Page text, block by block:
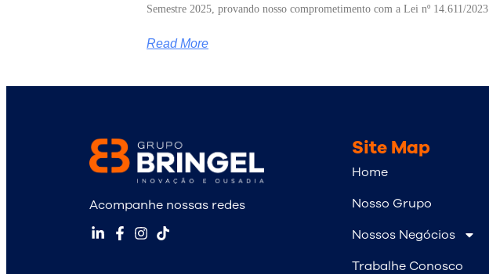
Semestre 2025, provando nosso comprometimento com a Lei nº 14.611/2023
Read More
Acompanhe nossas redes
Site Map
Home
Nosso Grupo
Nossos Negócios
Trabalhe Conosco